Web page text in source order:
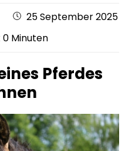
25 September 2025
0 Minuten
Pferdes